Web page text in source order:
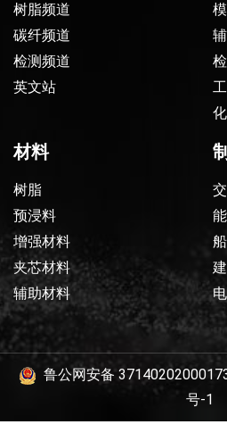
树脂频道
碳纤频道
检测频道
英文站
材料
树脂
预浸料
增强材料
夹芯材料
辅助材料
鲁公网安备
号-1